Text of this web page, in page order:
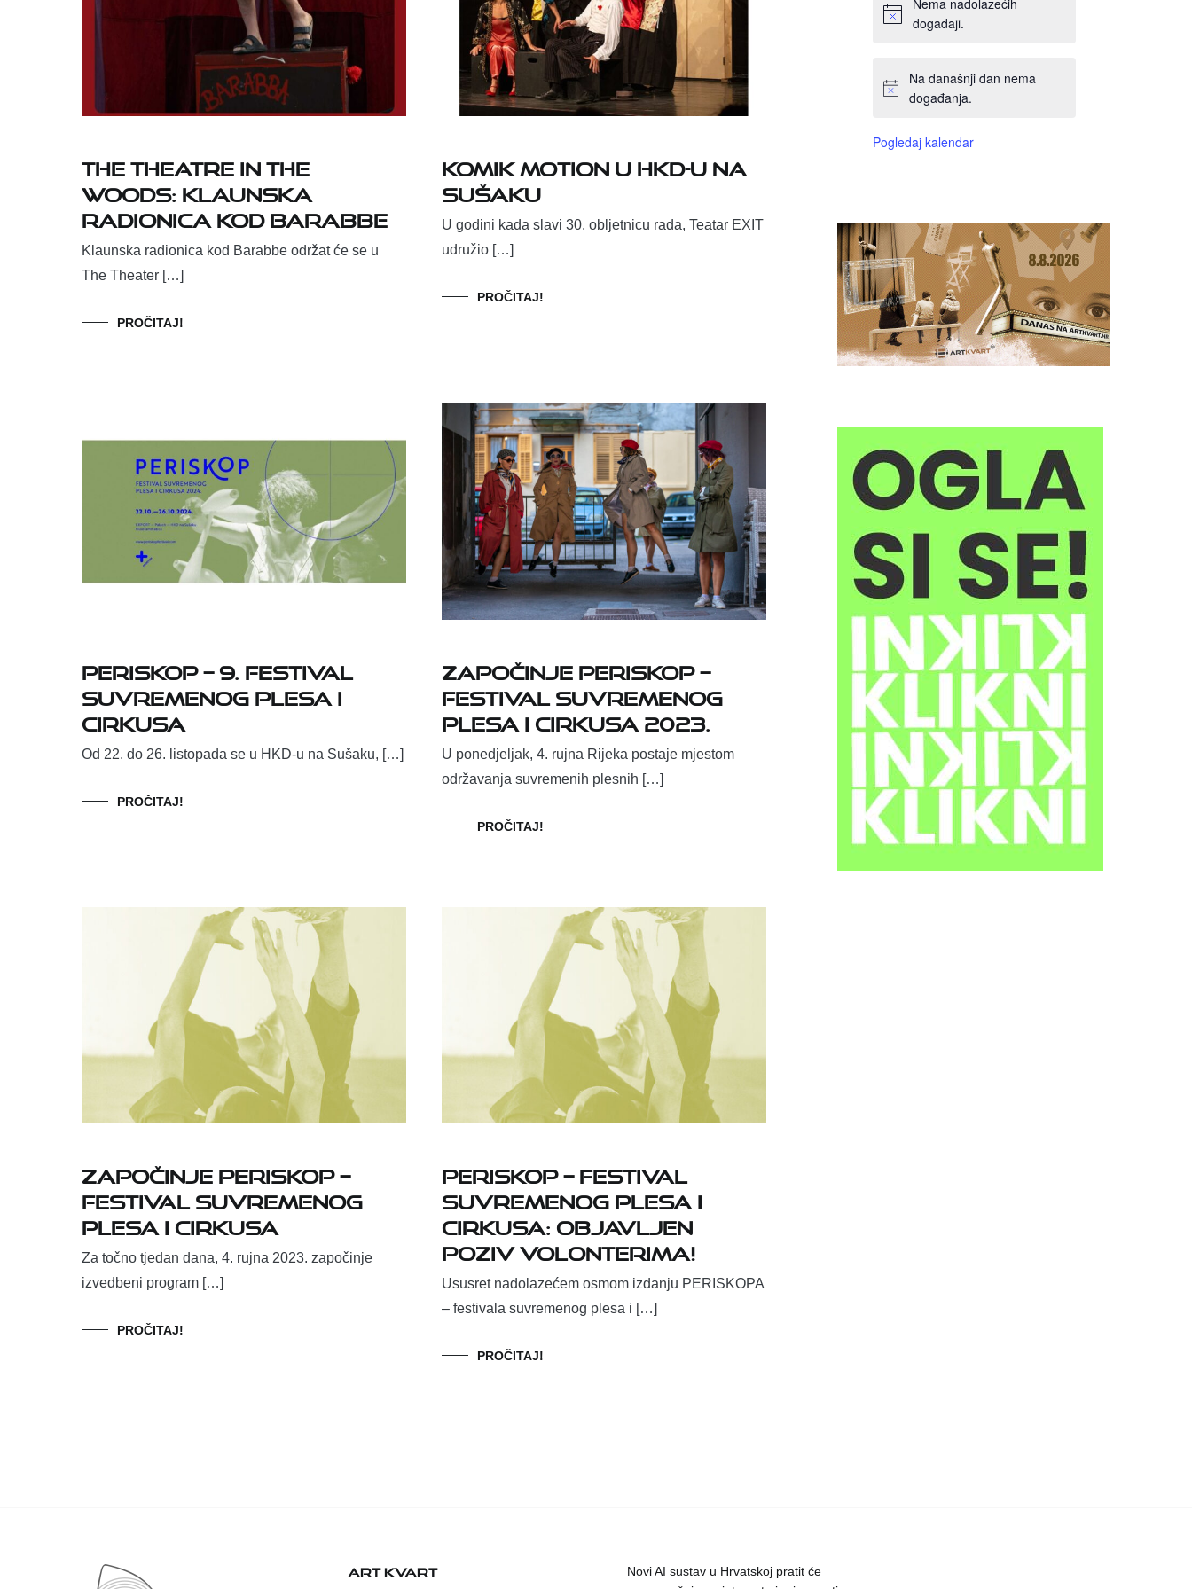
The Theatre in the
Woods: Klaunska
radionica kod Barabbe
Klaunska radionica kod Barabbe održat će se u
The Theater […]
PROČITAJ!
Komik Motion u HKD-u na
Sušaku
U godini kada slavi 30. obljetnicu rada, Teatar EXIT
udružio […]
PROČITAJ!
Periskop – 9. festival
suvremenog plesa i
cirkusa
Od 22. do 26. listopada se u HKD-u na Sušaku, […]
PROČITAJ!
Započinje PERISKOP –
Festival suvremenog
plesa i cirkusa 2023.
U ponedjeljak, 4. rujna Rijeka postaje mjestom
održavanja suvremenih plesnih […]
PROČITAJ!
Započinje PERISKOP –
festival suvremenog
plesa i cirkusa
Za točno tjedan dana, 4. rujna 2023. započinje
izvedbeni program […]
PROČITAJ!
PERISKOP – FESTIVAL
SUVREMENOG PLESA I
CIRKUSA: Objavljen
poziv volonterima!
Ususret nadolazećem osmom izdanju PERISKOPA
– festivala suvremenog plesa i […]
PROČITAJ!
Nema nadolazećih
događaji.
Na današnji dan nema
događanja.
Pogledaj kalendar
ART KVART
Novi AI sustav u Hrvatskoj pratit će